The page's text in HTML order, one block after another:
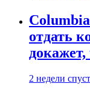
отдать
2 недели